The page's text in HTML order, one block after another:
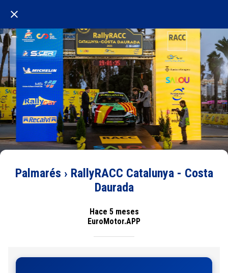
Palmarés › RallyRACC Catalunya - Costa
Daurada
Hace 5 meses
EuroMotor.APP